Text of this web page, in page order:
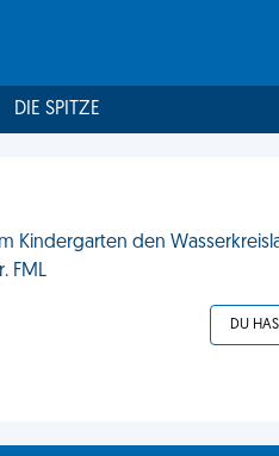
DIE SPITZE
Kindergarten den
FML
DU